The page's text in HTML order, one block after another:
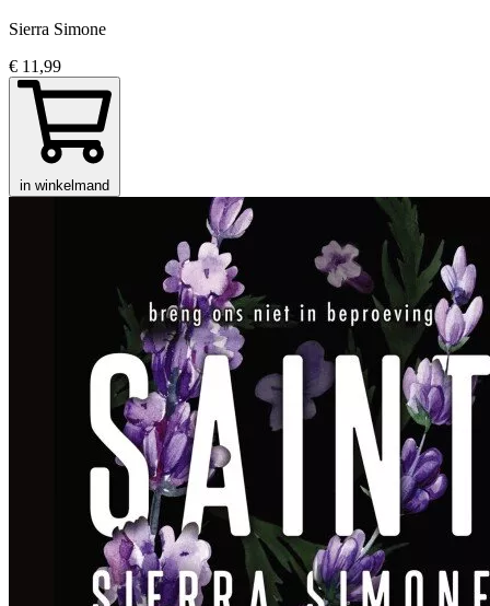
Sierra Simone
€ 11,99
in winkelmand